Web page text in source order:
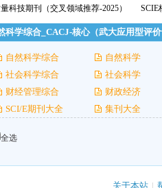
科技期刊（交叉领域推荐-2025）
SCIE
科学综合_CACJ-核心（武大应用型评
自然科学综合 自然科学
社会科学综合
社会科学
财经管理综合
财政经济
SCI/E期刊大全
集刊大全
全选
关于本站 |